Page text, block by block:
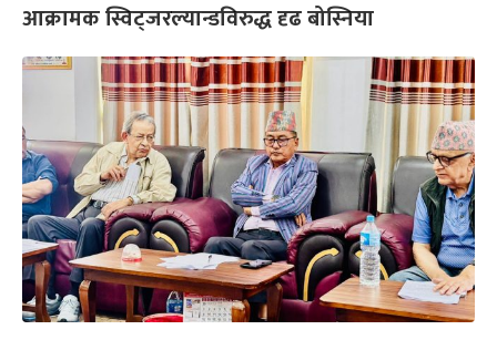
आक्रामक स्विट्जरल्यान्डविरुद्ध दृढ बोस्निया